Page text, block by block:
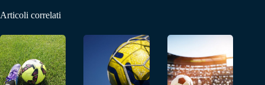
Articoli correlati